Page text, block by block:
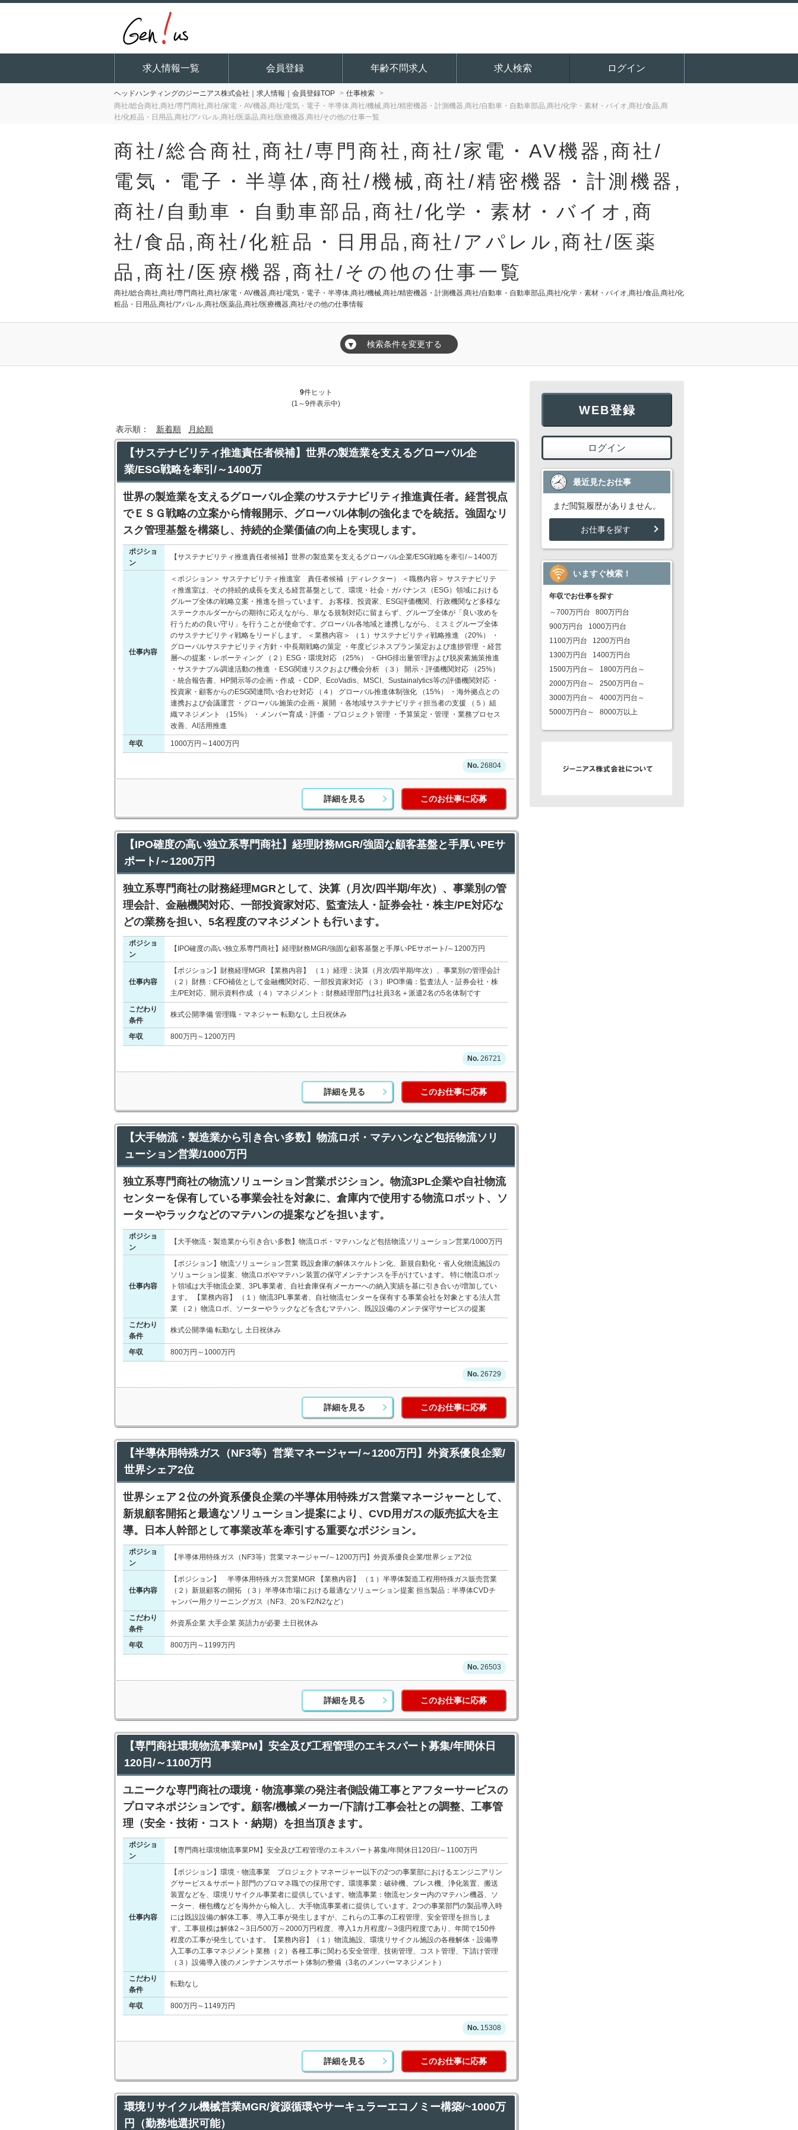
求人情報一覧 会員登録 年齢不問求人 求人検索 ログイン
ヘッドハンティングのジーニアス株式会社｜求人情報｜会員登録TOP
仕事検索
商社/総合商社,商社/専門商社,商社/家電・AV機器,商社/電気・電子・半導体,商社/機械,商社/精密機器・計測機器,商社/自動車・自動車部品,商社/化学・素材・バイオ,商社/食品,商
社/化粧品・日用品,商社/アパレル,商社/医薬品,商社/医療機器,商社/その他の仕事一覧
商社/総合商社,商社/専門商社,商社/家電・AV機器,商社/
電気・電子・半導体,商社/機械,商社/精密機器・計測機器,
商社/自動車・自動車部品,商社/化学・素材・バイオ,商
社/食品,商社/化粧品・日用品,商社/アパレル,商社/医薬
品,商社/医療機器,商社/その他の仕事一覧
商社/総合商社,商社/専門商社,商社/家電・AV機器,商社/電気・電子・半導体,商社/機械,商社/精密機器・計測機器,商社/自動車・自動車部品,商社/化学・素材・バイオ,商社/食品,商社/化
粧品・日用品,商社/アパレル,商社/医薬品,商社/医療機器,商社/その他の仕事情報
▼ 検索条件を変更する
9件ヒット
(1～9件表示中)
表示順： 新着順 月給順
【サステナビリティ推進責任者候補】世界の製造業を支えるグローバル企
業/ESG戦略を牽引/～1400万
世界の製造業を支えるグローバル企業のサステナビリティ推進責任者。経営視点
でＥＳＧ戦略の立案から情報開示、グローバル体制の強化までを統括。強固なリ
スク管理基盤を構築し、持続的企業価値の向上を実現します。
ポジショ
ン
【サステナビリティ推進責任者候補】世界の製造業を支えるグローバル企業/ESG戦略を牽引/～1400万
仕事内容
＜ポジション＞ サステナビリティ推進室 責任者候補（ディレクター） ＜職務内容＞ サステナビリテ
ィ推進室は、その持続的成長を支える経営基盤として、環境・社会・ガバナンス（ESG）領域における
グループ全体の戦略立案・推進を担っています。 お客様、投資家、ESG評価機関、行政機関など多様な
ステークホルダーからの期待に応えながら、単なる規制対応に留まらず、グループ全体が「良い攻めを
行うための良い守り」を行うことが使命です。グローバル各地域と連携しながら、ミスミグループ全体
のサステナビリティ戦略をリードします。 ＜業務内容＞ （１）サステナビリティ戦略推進 （20%） ・
グローバルサステナビリティ方針・中長期戦略の策定 ・年度ビジネスプラン策定および進捗管理 ・経営
層への提案・レポーティング （２）ESG・環境対応 （25%） ・GHG排出量管理および脱炭素施策推進
・サステナブル調達活動の推進 ・ESG関連リスクおよび機会分析 （３） 開示・評価機関対応 （25%）
・統合報告書、HP開示等の企画・作成 ・CDP、EcoVadis、MSCI、Sustainalytics等の評価機関対応 ・
投資家・顧客からのESG関連問い合わせ対応 （４） グローバル推進体制強化 （15%） ・海外拠点との
連携および会議運営 ・グローバル施策の企画・展開 ・各地域サステナビリティ担当者の支援 （５）組
織マネジメント （15%） ・メンバー育成・評価 ・プロジェクト管理 ・予算策定・管理 ・業務プロセス
改善、AI活用推進
年収 1000万円～1400万円
26804
詳細を見る このお仕事に応募
【IPO確度の高い独立系専門商社】経理財務MGR/強固な顧客基盤と手厚いPEサ
ポート/～1200万円
独立系専門商社の財務経理MGRとして、決算（月次/四半期/年次）、事業別の管
理会計、金融機関対応、一部投資家対応、監査法人・証券会社・株主/PE対応な
どの業務を担い、5名程度のマネジメントも行います。
ポジショ
ン
【IPO確度の高い独立系専門商社】経理財務MGR/強固な顧客基盤と手厚いPEサポート/～1200万円
仕事内容
【ポジション】財務経理MGR 【業務内容】 （１）経理：決算（月次/四半期/年次）、事業別の管理会計
（２）財務：CFO補佐として金融機関対応、一部投資家対応 （３）IPO準備：監査法人・証券会社・株
主/PE対応、開示資料作成 （４）マネジメント：財務経理部門は社員3名＋派遣2名の5名体制です
こだわり
条件
株式公開準備 管理職・マネジャー 転勤なし 土日祝休み
年収 800万円～1200万円
26721
詳細を見る このお仕事に応募
【大手物流・製造業から引き合い多数】物流ロボ・マテハンなど包括物流ソリ
ューション営業/1000万円
独立系専門商社の物流ソリューション営業ポジション。物流3PL企業や自社物流
センターを保有している事業会社を対象に、倉庫内で使用する物流ロボット、ソ
ーターやラックなどのマテハンの提案などを担います。
ポジショ
ン
【大手物流・製造業から引き合い多数】物流ロボ・マテハンなど包括物流ソリューション営業/1000万円
仕事内容
【ポジション】物流ソリューション営業 既設倉庫の解体スケルトン化、新規自動化・省人化物流施設の
ソリューション提案、物流ロボやマテハン装置の保守メンテナンスを手がけています。 特に物流ロボッ
ト領域は大手物流企業、3PL事業者、自社倉庫保有メーカーへの納入実績を基に引き合いが増加してい
ます。 【業務内容】 （１）物流3PL事業者、自社物流センターを保有する事業会社を対象とする法人営
業 （２）物流ロボ、ソーターやラックなどを含むマテハン、既設設備のメンテ保守サービスの提案
こだわり
条件
株式公開準備 転勤なし 土日祝休み
年収 800万円～1000万円
26729
詳細を見る このお仕事に応募
【半導体用特殊ガス（NF3等）営業マネージャー/～1200万円】外資系優良企業/
世界シェア2位
世界シェア２位の外資系優良企業の半導体用特殊ガス営業マネージャーとして、
新規顧客開拓と最適なソリューション提案により、CVD用ガスの販売拡大を主
導。日本人幹部として事業改革を牽引する重要なポジション。
ポジショ
ン
【半導体用特殊ガス（NF3等）営業マネージャー/～1200万円】外資系優良企業/世界シェア2位
仕事内容
【ポジション】 半導体用特殊ガス営業MGR 【業務内容】 （１）半導体製造工程用特殊ガス販売営業
（２）新規顧客の開拓 （３）半導体市場における最適なソリューション提案 担当製品：半導体CVDチ
ャンバー用クリーニングガス（NF3、20％F2/N2など）
こだわり
条件
外資系企業 大手企業 英語力が必要 土日祝休み
年収 800万円～1199万円
26503
詳細を見る このお仕事に応募
【専門商社環境物流事業PM】安全及び工程管理のエキスパート募集/年間休日
120日/～1100万円
ユニークな専門商社の環境・物流事業の発注者側設備工事とアフターサービスの
プロマネポジションです。顧客/機械メーカー/下請け工事会社との調整、工事管
理（安全・技術・コスト・納期）を担当頂きます。
ポジショ
ン
【専門商社環境物流事業PM】安全及び工程管理のエキスパート募集/年間休日120日/～1100万円
仕事内容
【ポジション】環境・物流事業 プロジェクトマネージャー以下の2つの事業部におけるエンジニアリン
グサービス＆サポート部門のプロマネ職での採用です。環境事業：破砕機、プレス機、浄化装置、搬送
装置などを、環境リサイクル事業者に提供しています。物流事業：物流センター内のマテハン機器、ソ
ーター、梱包機などを海外から輸入し、大手物流事業者に提供しています。2つの事業部門の製品導入時
には既設設備の解体工事、導入工事が発生しますが、これらの工事の工程管理、安全管理を担当しま
す。工事規模は解体2～3日/500万～2000万円程度、導入1カ月程度/～3億円程度であり、年間で150件
程度の工事が発生しています。【業務内容】（１）物流施設、環境リサイクル施設の各種解体・設備導
入工事の工事マネジメント業務（２）各種工事に関わる安全管理、技術管理、コスト管理、下請け管理
（３）設備導入後のメンテナンスサポート体制の整備（3名のメンバーマネジメント）
こだわり
条件
転勤なし
年収 800万円～1149万円
15308
詳細を見る このお仕事に応募
環境リサイクル機械営業MGR/資源循環やサーキュラーエコノミー構築/~1000万
円（勤務地選択可能）
WEB登録
ログイン
最近見たお仕事
まだ閲覧履歴がありません。
お仕事を探す
いますぐ検索！
年収でお仕事を探す
～700万円台
800万円台
900万円台
1000万円台
1100万円台
1200万円台
1300万円台
1400万円台
1500万円台～
1800万円台～
2000万円台～
2500万円台～
3000万円台～
4000万円台～
5000万円台～
8000万以上